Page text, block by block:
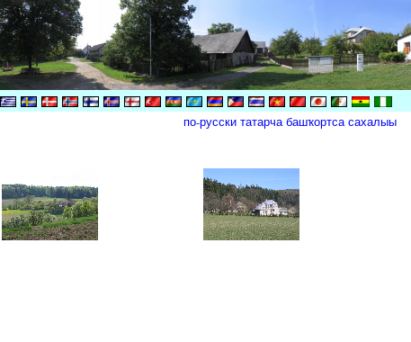
по-русски татарча башҡортса сахалыы